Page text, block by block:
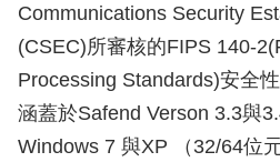
Communications Security
(CSEC)所審核的FIPS 140-
Processing Standards)安全
涵蓋於Safend Verson 3.3與
Windows 7 與XP （32/64位